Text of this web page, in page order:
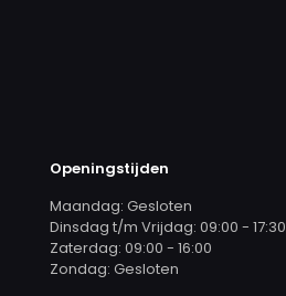
Openingstijden
Maandag: Gesloten
Dinsdag t/m Vrijdag: 09:00 - 17:30
Zaterdag: 09:00 - 16:00
Zondag: Gesloten